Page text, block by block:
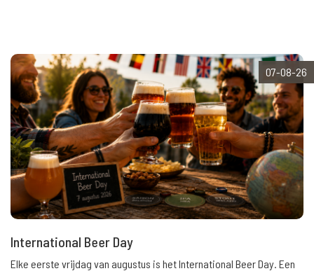
07-08-26
International Beer Day
Elke eerste vrijdag van augustus is het International Beer Day. Een